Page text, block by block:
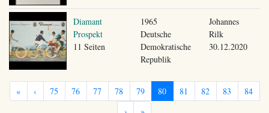
Diamant
Prospekt
11 Seiten
1965
Deutsche
Demokratische
Republik
Johannes
Rilk
30.12.2020
« ‹ 75 76 77 78 79 80 81 82 83
84
›
»